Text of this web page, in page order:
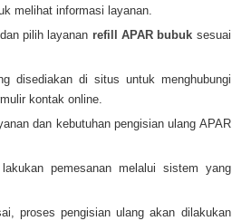
melihat informasi layanan.
pilih layanan refill APAR bubuk sesuai
disediakan di situs untuk menghubungi
kontak online.
dan kebutuhan pengisian ulang APAR
pemesanan melalui sistem yang
proses pengisian ulang akan dilakukan